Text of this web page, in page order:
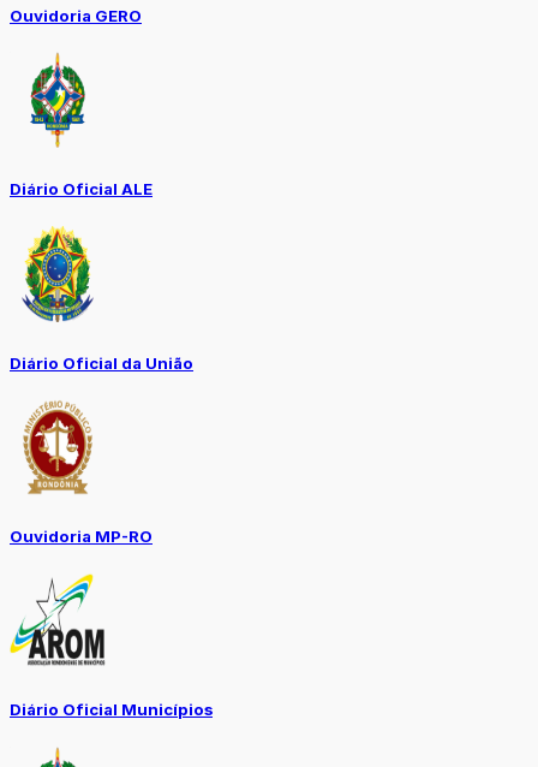
Ouvidoria GERO
Diário Oficial ALE
Diário Oficial da União
Ouvidoria MP-RO
Diário Oficial Municípios